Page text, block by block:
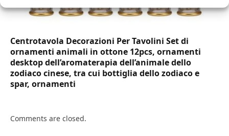
Centrotavola Decorazioni Per Tavolini Set di
ornamenti animali in ottone 12pcs, ornamenti
desktop dell’aromaterapia dell’animale dello
zodiaco cinese, tra cui bottiglia dello zodiaco e
spar, ornamenti
Comments are closed.